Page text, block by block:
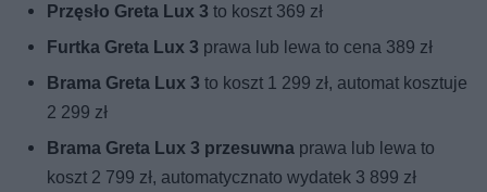
Przęsło Greta Lux 3to koszt 369 zł
Furtka Greta Lux 3 prawa lub lewa to cena 389 zł
Brama Greta Lux 3to koszt 1 299 zł, automat kosztuje
2 299 zł
Brama Greta Lux 3 przesuwna prawa lub lewa to
koszt 2 799 zł, automatycznato wydatek 3 899 zł